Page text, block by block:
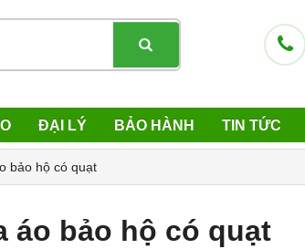
ĐẠI LÝ BẢO HÀNH TIN TỨC
bảo hộ có quạt
áo bảo hộ có quạt